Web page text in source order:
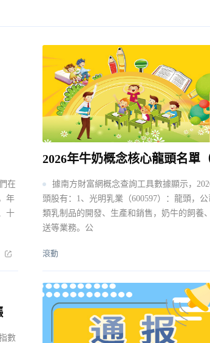
在
年
十
2026年牛奶概念核心龍頭名單（
據南方財富網概念查詢工具數據顯示，
頭股有：1、光明乳業（600597）：龍頭，
類乳制品的開發、生產和銷售，奶牛的飼養
送等業務。公
滾動
數